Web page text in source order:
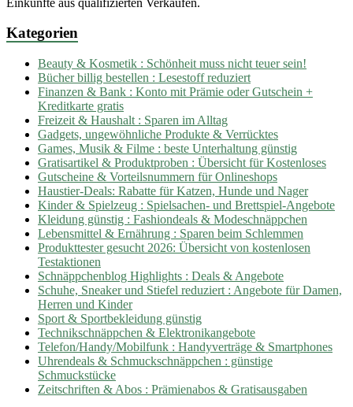
Kategorien
Beauty & Kosmetik : Schönheit muss nicht teuer sein!
Bücher billig bestellen : Lesestoff reduziert
Finanzen & Bank : Konto mit Prämie oder Gutschein +
Kreditkarte gratis
Freizeit & Haushalt : Sparen im Alltag
Gadgets, ungewöhnliche Produkte & Verrücktes
Games, Musik & Filme : beste Unterhaltung günstig
Gratisartikel & Produktproben : Übersicht für Kostenloses
Gutscheine & Vorteilsnummern für Onlineshops
Haustier-Deals: Rabatte für Katzen, Hunde und Nager
Kinder & Spielzeug : Spielsachen- und Brettspiel-Angebote
Kleidung günstig : Fashiondeals & Modeschnäppchen
Lebensmittel & Ernährung : Sparen beim Schlemmen
Produkttester gesucht 2026: Übersicht von kostenlosen
Testaktionen
Schnäppchenblog Highlights : Deals & Angebote
Schuhe, Sneaker und Stiefel reduziert : Angebote für Damen,
Herren und Kinder
Sport & Sportbekleidung günstig
Technikschnäppchen & Elektronikangebote
Telefon/Handy/Mobilfunk : Handyverträge & Smartphones
Uhrendeals & Schmuckschnäppchen : günstige
Schmuckstücke
Zeitschriften & Abos : Prämienabos & Gratisausgaben